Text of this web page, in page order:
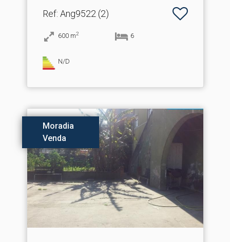
Ref: Ang9522 (2)
600 m2 6
N/D
Moradia
Venda